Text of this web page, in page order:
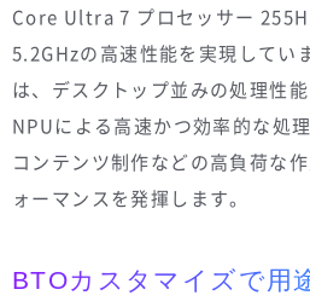
Core Ultra 7 プロセッサー
5.2GHzの高速性能を実現してい
は、デスクトップ並みの処理性
NPUによる高速かつ効率的な処
コンテンツ制作などの高負荷な
ォーマンスを発揮します。
BTOカスタマイズで用